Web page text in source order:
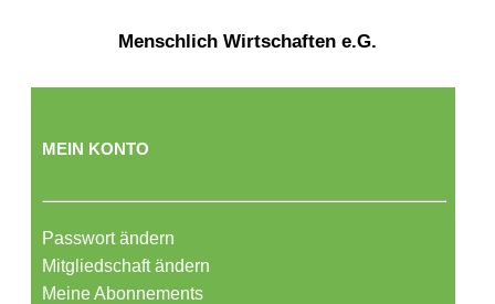
Menschlich Wirtschaften e.G.
MEIN KONTO
Passwort ändern
Mitgliedschaft ändern
Meine Abonnements